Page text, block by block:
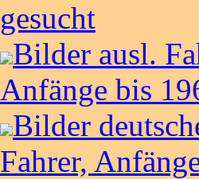
gesucht
Bilder ausl.
Anfänge bis
Bilder
Fahrer,